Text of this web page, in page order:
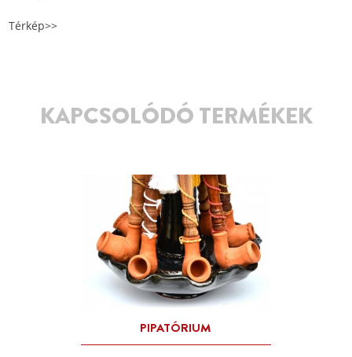
Térkép>>
KAPCSOLÓDÓ TERMÉKEK